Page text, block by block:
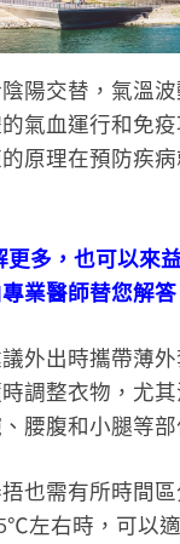
陽交替，氣溫
氣血運行和免
原理在預防疾
更多，也可以來
業醫師替您解答
外出時攜帶薄
調整衣物，尤
腰腹和小腿等部
也需有所時間
左右時，可以